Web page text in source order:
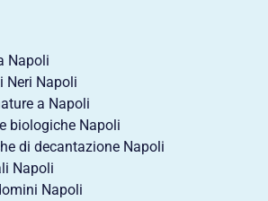
Napoli
Neri Napoli
a Napoli
biologiche Napoli
di decantazione Napoli
Napoli
Napoli